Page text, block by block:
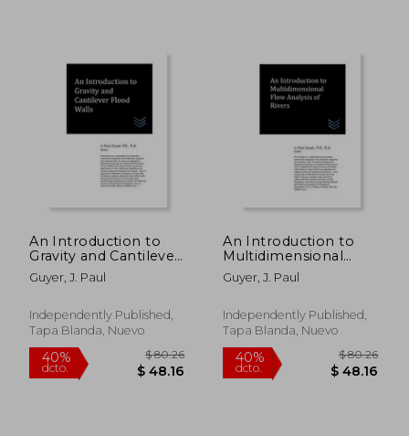
40% $ 80.26 40%
An Introduction to
Gravity and Cantilever
Flood Walls (en
Inglés)
Guyer, J. Paul
Independently Published,
Tapa Blanda, Nuevo
An Introduction to
Multidimensional
Flow Analysis of
Rivers (en Inglés)
Guyer, J. Paul
Independently Published,
Tapa Blanda, Nuevo